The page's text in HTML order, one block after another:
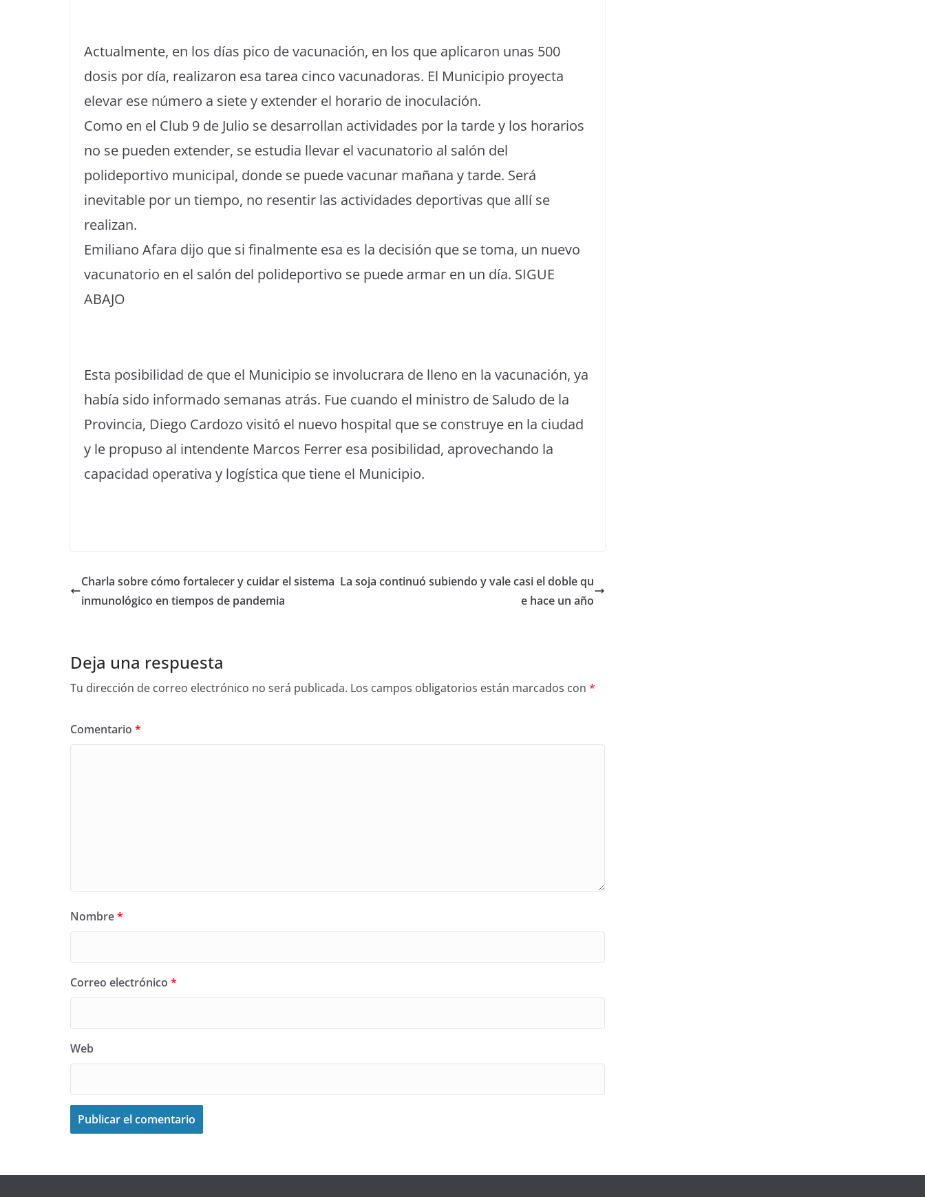
Actualmente, en los días pico de vacunación, en los que aplicaron unas 500
dosis por día, realizaron esa tarea cinco vacunadoras. El Municipio proyecta
elevar ese número a siete y extender el horario de inoculación.
Como en el Club 9 de Julio se desarrollan actividades por la tarde y los horarios
no se pueden extender, se estudia llevar el vacunatorio al salón del
polideportivo municipal, donde se puede vacunar mañana y tarde. Será
inevitable por un tiempo, no resentir las actividades deportivas que allí se
realizan.
Emiliano Afara dijo que si finalmente esa es la decisión que se toma, un nuevo
vacunatorio en el salón del polideportivo se puede armar en un día. SIGUE
ABAJO
Esta posibilidad de que el Municipio se involucrara de lleno en la vacunación, ya
había sido informado semanas atrás. Fue cuando el ministro de Saludo de la
Provincia, Diego Cardozo visitó el nuevo hospital que se construye en la ciudad
y le propuso al intendente Marcos Ferrer esa posibilidad, aprovechando la
capacidad operativa y logística que tiene el Municipio.
Charla sobre cómo fortalecer y cuidar el sistema
inmunológico en tiempos de pandemia
La soja continuó subiendo y vale casi el doble qu
e hace un año
Deja una respuesta
Tu dirección de correo electrónico no será publicada. Los campos obligatorios están marcados con *
Comentario *
Nombre*
Correo electrónico *
Web